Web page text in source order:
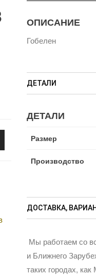
ОПИСАНИЕ
Гобелен
ДЕТАЛИ
ДЕТАЛИ
Размер
Производство
ДОСТАВКА,
Мы работаем со
и Ближнего
таких городах,